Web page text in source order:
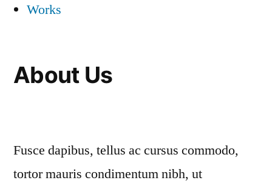
Works
About Us
Fusce dapibus, tellus ac cursus commodo,
tortor mauris condimentum nibh, ut